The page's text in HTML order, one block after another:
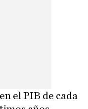
el PIB de cada